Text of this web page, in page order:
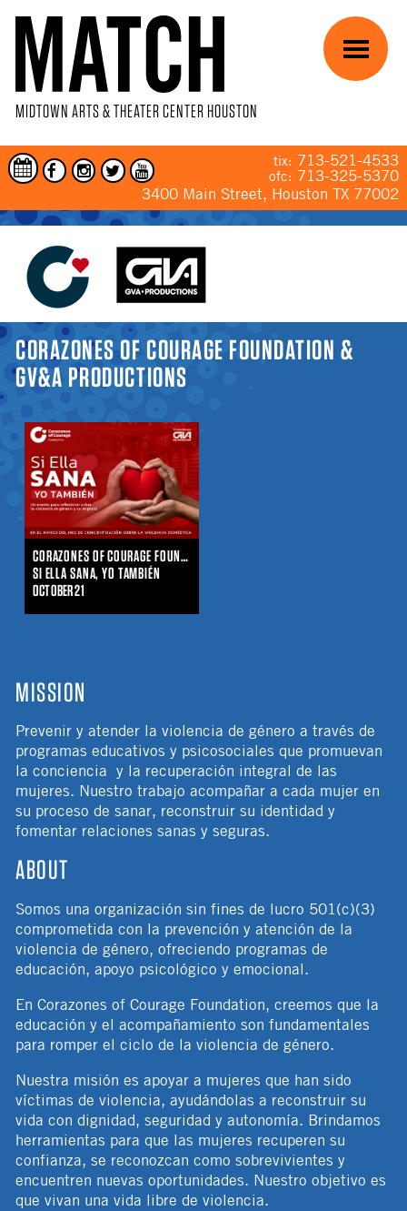
MIDTOWN ARTS & THEATER CENTER HOUSTON
tix: 713-521-4533
ofc: 713-325-5370
3400 Main Street, Houston TX 77002
Menu
YOU ARE HERE
CORAZONES OF COURAGE FOUNDATION &
GV&A PRODUCTIONS
CORAZONES OF COURAGE FOUNDATION & GV&A PRODUCTIONS
SI ELLA SANA, YO TAMBIÉN
OCTOBER 21
MISSION
Prevenir y atender la violencia de género a través de
programas educativos y psicosociales que promuevan
la conciencia y la recuperación integral de las
mujeres. Nuestro trabajo acompañar a cada mujer en
su proceso de sanar, reconstruir su identidad y
fomentar relaciones sanas y seguras.
ABOUT
Somos una organización sin fines de lucro 501(c)(3)
comprometida con la prevención y atención de la
violencia de género, ofreciendo programas de
educación, apoyo psicológico y emocional.
En Corazones of Courage Foundation, creemos que la
educación y el acompañamiento son fundamentales
para romper el ciclo de la violencia de género.
Nuestra misión es apoyar a mujeres que han sido
víctimas de violencia, ayudándolas a reconstruir su
vida con dignidad, seguridad y autonomía. Brindamos
herramientas para que las mujeres recuperen su
confianza, se reconozcan como sobrevivientes y
encuentren nuevas oportunidades. Nuestro objetivo es
que vivan una vida libre de violencia.